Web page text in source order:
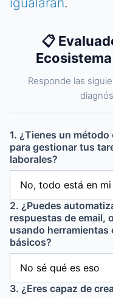
📋
Responde las
1. ¿Tienes un
para gestionar tus
laborales?
2. ¿Puedes
respuestas de email,
usando herramientas
básicos?
3. ¿Eres capaz de